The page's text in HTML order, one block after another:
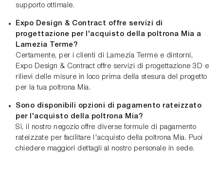
supporto ottimale.
Expo Design & Contract offre servizi di
progettazione per l'acquisto della poltrona Mia a
Lamezia Terme?
Certamente, per i clienti di Lamezia Terme e dintorni,
Expo Design & Contract offre servizi di progettazione 3D e
rilievi delle misure in loco prima della stesura del progetto
per la tua poltrona Mia.
Sono disponibili opzioni di pagamento rateizzato
per l'acquisto della poltrona Mia?
Sì, il nostro negozio offre diverse formule di pagamento
rateizzate per facilitare l'acquisto della poltrona Mia. Puoi
chiedere maggiori dettagli al nostro personale in sede.